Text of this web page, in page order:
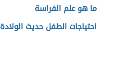
ما هو علم الفراسة
احتياجات الطفل حديث الولادة